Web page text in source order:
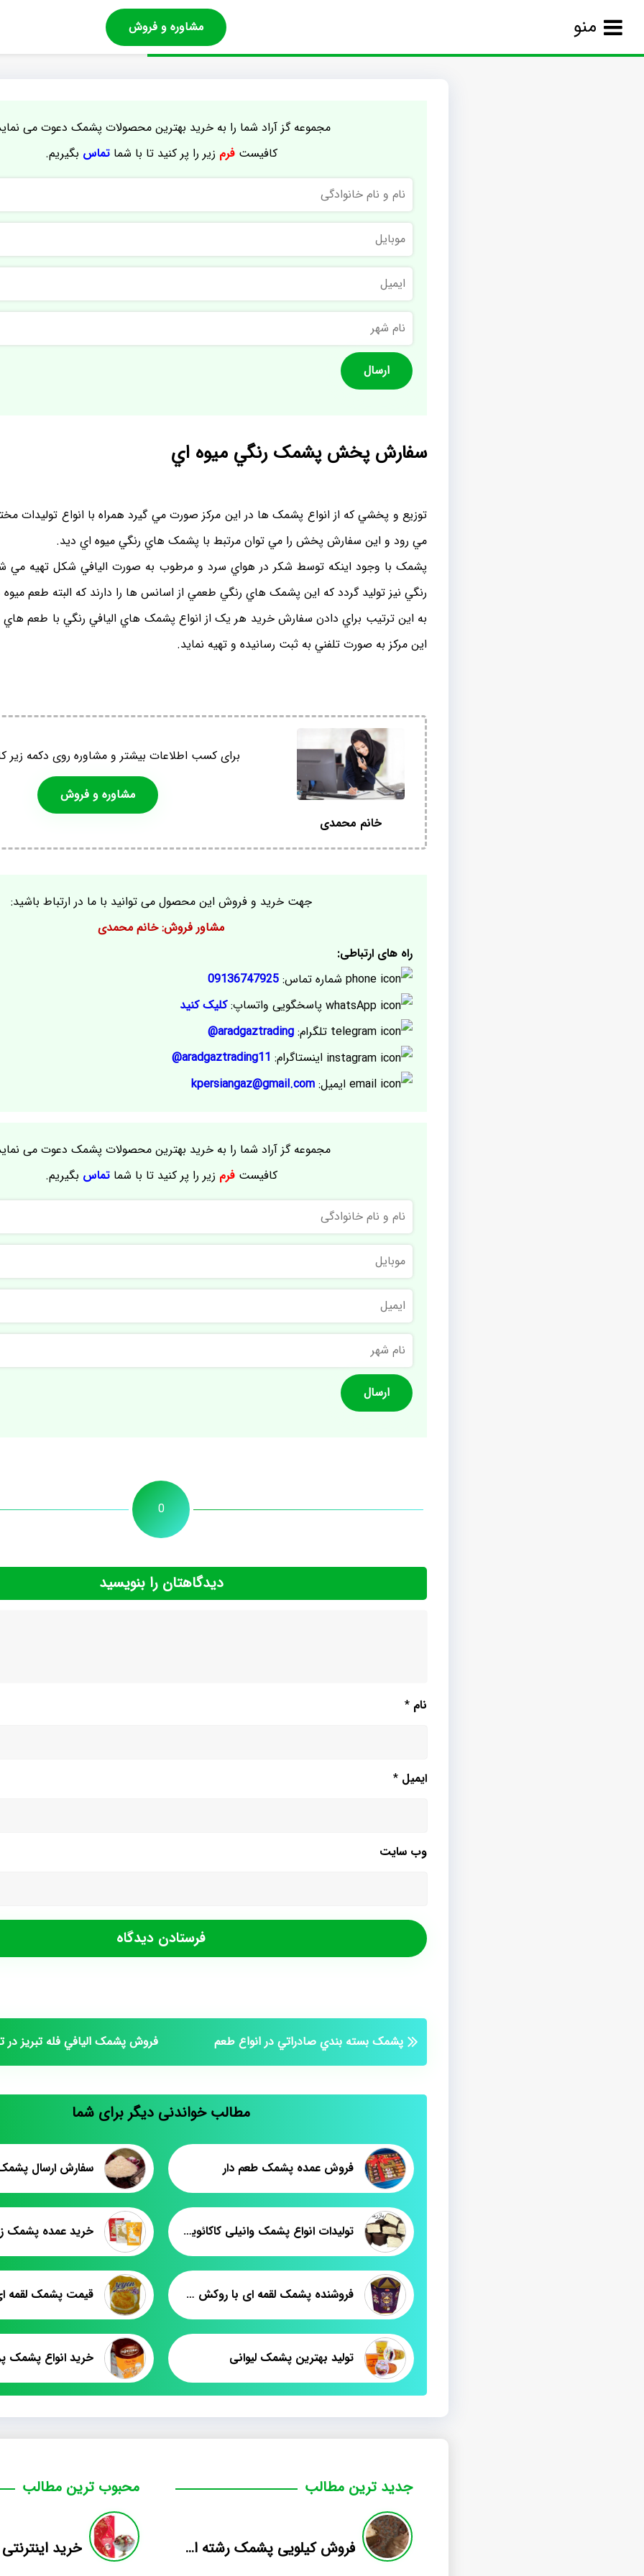
منو مشاوره و فروش
مجموعه گز آراد شما را به خرید بهترین محصولات پشمک دعوت می
کافیستفرم زیر را پر کنید تا با شماتماس بگیریم.
و
نام
خانوادگی
موبایل
ایمیل
نام
شهر
سفارش پخش پشمک رنگي ميوه اي
توزيع و پخشي که از انواع پشمک ها در اين مرکز صورت مي گيرد همراه با انواع توليدات
مي رود و اين سفارش پخش را مي توان مرتبط با پشمک هاي رنگي ميوه اي ديد.
پشمک با وجود اينکه توسط شکر در هواي سرد و مرطوب به صورت اليافي شکل تهيه مي
رنگي نيز توليد گردد که اين پشمک هاي رنگي طعمي از اسانس ها را دارند که البته طعم ميوه
به اين ترتيب براي دادن سفارش خريد هر يک از انواع پشمک هاي اليافي رنگي با طعم هاي
اين مرکز به صورت تلفني به ثبت رسانيده و تهيه نمايد.
خانم محمدی
برای کسب اطلاعات بیشتر و مشاوره روی دکمه زیر
مشاوره و فروش
جهت خرید و فروش این محصول می توانید با ما در ارتباط باشید:
مشاور فروش: خانم محمدی
راه های ارتباطی:
شماره تماس: 09136747925
پاسخگویی واتساپ:کلیک کنید
تلگرام: aradgaztrading@
اینستاگرام: aradgaztrading11@
ایمیل: kpersiangaz@gmail.com
مجموعه گز آراد شما را به خرید بهترین محصولات پشمک دعوت می
کافیستفرم زیر را پر کنید تا با شماتماس بگیریم.
و
نام
خانوادگی
موبایل
ایمیل
نام
شهر
0
دیدگاهتان را بنویسید
نام *
ایمیل *
وب‌ سایت
پشمک بسته بندي صادراتي در انواع طعم فروش پشمک اليافي فله تبريز در
مطالب خواندنی دیگر برای شما
فروش عمده پشمک طعم دار سفارش ارسال پشمک
تولیدات انواع پشمک وانیلی کاکائویی
فروشنده پشمک لقمه ای با روکش کاکائویی
تولید بهترین پشمک لیوانی
جدید ترین مطالب
فروش کیلویی پشمک رشته ای طعم دار میوه
محبوب ترین مطالب